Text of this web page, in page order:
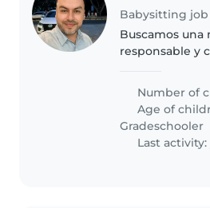
Babysitting job
Buscamos una
responsable y
de energía.
que pueda
escolares y
para..
Number of
Age of
Gradeschooler
Last